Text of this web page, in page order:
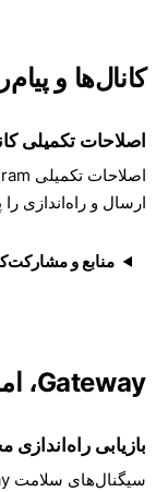
کانال‌ها و
اصلاحات تکمیلی
اصلاحات تکمیلی
ارسال و راه‌اندازی
منابع و
Gateway، امنیت و اعتماد
بازیابی راه‌اندازی
سیگنال‌های سلامت Gateway